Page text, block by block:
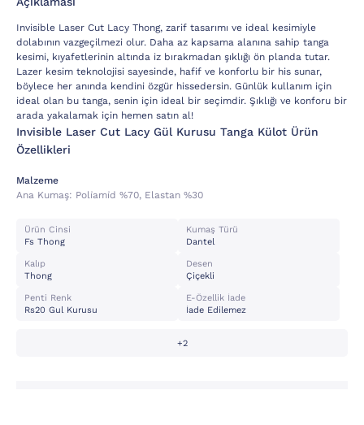
Invisible Laser Cut Lacy Thong, zarif tasarımı ve ideal kesimiyle
dolabının vazgeçilmezi olur. Daha az kapsama alanına sahip tanga
kesimi, kıyafetlerinin altında iz bırakmadan şıklığı ön planda tutar.
Lazer kesim teknolojisi sayesinde, hafif ve konforlu bir his sunar,
böylece her anında kendini özgür hissedersin. Günlük kullanım için
ideal olan bu tanga, senin için ideal bir seçimdir. Şıklığı ve konforu bir
arada yakalamak için hemen satın al!
Invisible Laser Cut Lacy Gül Kurusu Tanga Külot Ürün
Özellikleri
Malzeme
Ana Kumaş: Poli̇ami̇d %70, Elastan %30
Ürün Cinsi
Fs Thong
Kumaş Türü
Dantel
Kalıp
Thong
Desen
Çiçekli
Penti Renk
Rs20 Gul Kurusu
E-Özellik İade
İade Edilemez
+2